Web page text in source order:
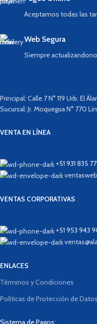
Aceptamos todas las
Web Segura
Siempre
Principal: Calle 7 N° 119 Urb. El
Sucursal: Jr. Moquegua N° 770
VENTA EN LÍNEA
+51 931 835
VENTAS CORPORATIVAS
+51 953 943
ENLACES
Términos y Condiciones
Políticas de Protección de Datos
Sistema de Pagos: